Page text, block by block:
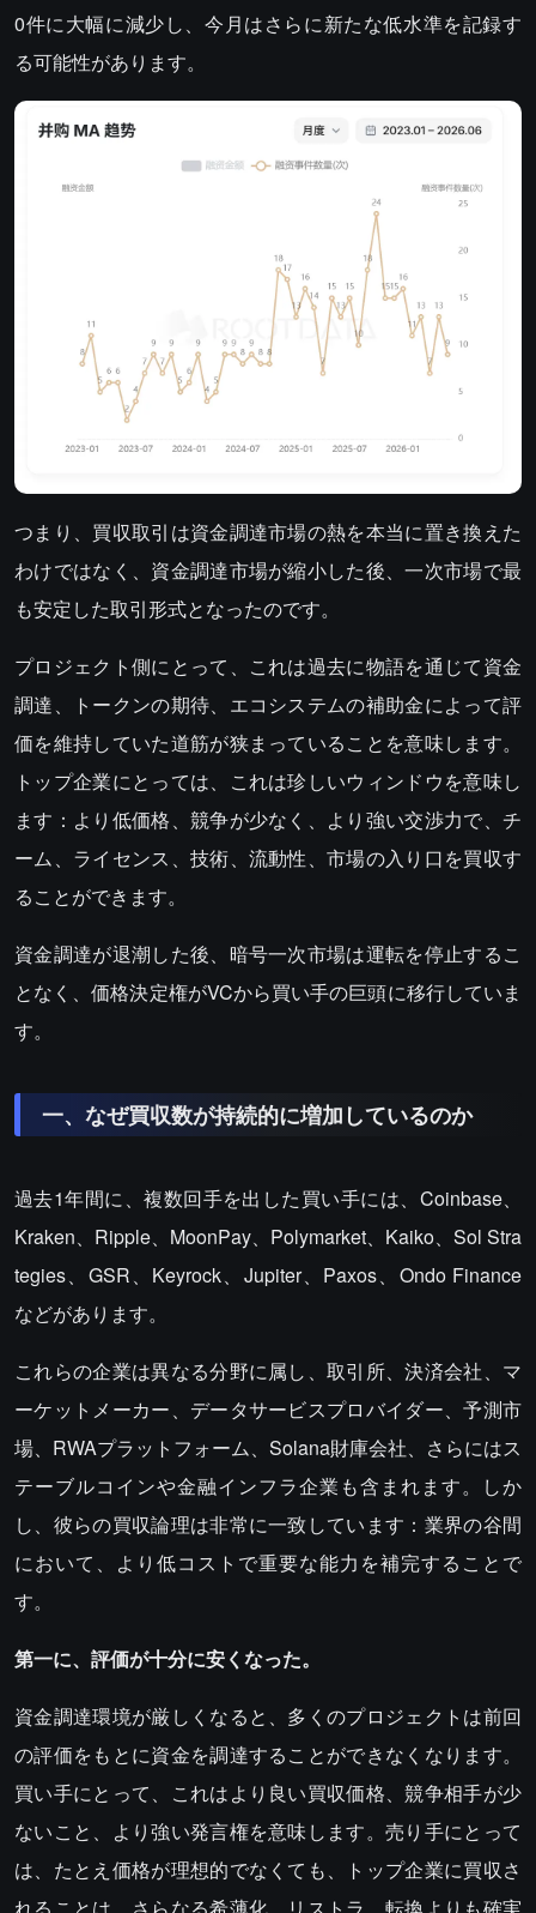
0件に大幅に減少し、今月はさらに新たな低水準を記録す
る可能性があります。
つまり、買収取引は資金調達市場の熱を本当に置き換えた
わけではなく、資金調達市場が縮小した後、一次市場で最
も安定した取引形式となったのです。
プロジェクト側にとって、これは過去に物語を通じて資金
調達、トークンの期待、エコシステムの補助金によって評
価を維持していた道筋が狭まっていることを意味します。
トップ企業にとっては、これは珍しいウィンドウを意味し
ます：より低価格、競争が少なく、より強い交渉力で、チ
ーム、ライセンス、技術、流動性、市場の入り口を買収す
ることができます。
資金調達が退潮した後、暗号一次市場は運転を停止するこ
となく、価格決定権がVCから買い手の巨頭に移行していま
す。
一、なぜ買収数が持続的に増加しているのか
過去1年間に、複数回手を出した買い手には、Coinbase、
Kraken、Ripple、MoonPay、Polymarket、Kaiko、Sol Stra
tegies、GSR、Keyrock、Jupiter、Paxos、Ondo Finance
などがあります。
これらの企業は異なる分野に属し、取引所、決済会社、マ
ーケットメーカー、データサービスプロバイダー、予測市
場、RWAプラットフォーム、Solana財庫会社、さらにはス
テーブルコインや金融インフラ企業も含まれます。しか
し、彼らの買収論理は非常に一致しています：業界の谷間
において、より低コストで重要な能力を補完することで
す。
第一に、評価が十分に安くなった。
資金調達環境が厳しくなると、多くのプロジェクトは前回
の評価をもとに資金を調達することができなくなります。
買い手にとって、これはより良い買収価格、競争相手が少
ないこと、より強い発言権を意味します。売り手にとって
は、たとえ価格が理想的でなくても、トップ企業に買収さ
れることは、さらなる希薄化、リストラ、転換よりも確実